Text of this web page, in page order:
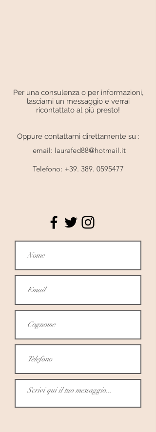
Per una consulenza o per informazioni,
lasciami un messaggio e verrai
ricontattato al più presto!
Oppure contattami direttamente su :
email: laurafed88@hotmail.it
Telefono: +39. 389. 0595477